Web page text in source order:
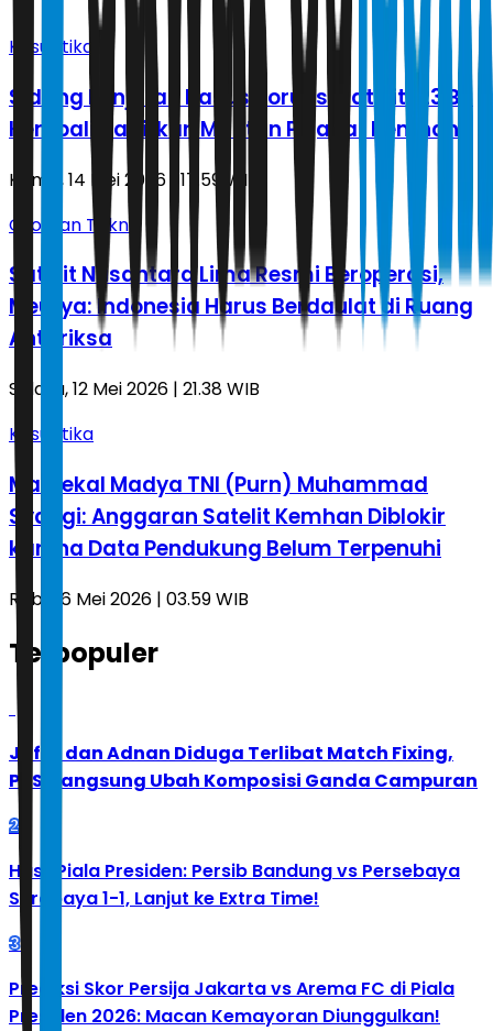
Kasuistika
Sidang Lanjutan Kasus Korupsi Satelit 123 BT
Kembali Hadirkan Mantan Pejabat Kemhan
Kamis, 14 Mei 2026 | 17.59 WIB
Oto Dan Tekno
Satelit Nusantara Lima Resmi Beroperasi,
Meutya: Indonesia Harus Berdaulat di Ruang
Antariksa
Selasa, 12 Mei 2026 | 21.38 WIB
Kasuistika
Marsekal Madya TNI (Purn) Muhammad
Syaugi: Anggaran Satelit Kemhan Diblokir
karena Data Pendukung Belum Terpenuhi
Rabu, 6 Mei 2026 | 03.59 WIB
Terpopuler
Jafar dan Adnan Diduga Terlibat Match Fixing,
PBSI Langsung Ubah Komposisi Ganda Campuran
2
Hasil Piala Presiden: Persib Bandung vs Persebaya
Surabaya 1-1, Lanjut ke Extra Time!
3
Prediksi Skor Persija Jakarta vs Arema FC di Piala
Presiden 2026: Macan Kemayoran Diunggulkan!